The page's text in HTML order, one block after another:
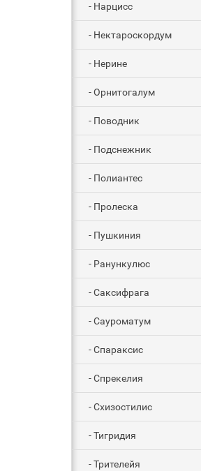
- Нарцисс
- Нектароскордум
- Нерине
- Орнитогалум
- Поводник
- Подснежник
- Полиантес
- Пролеска
- Пушкиния
- Ранункулюс
- Саксифрага
- Сауроматум
- Спараксис
- Спрекелия
- Схизостилис
- Тигридия
- Трителейя